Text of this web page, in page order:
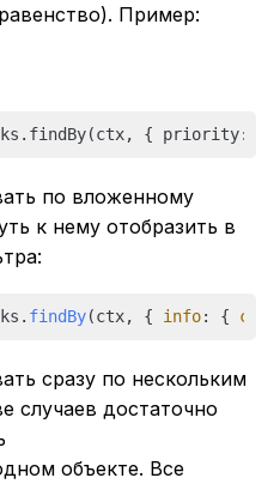
Пример:
{ priority:
по вложенному
к нему отобразить в
findBy(ctx, { info: {
сразу по нескольким
случаев достаточно
объекте. Все